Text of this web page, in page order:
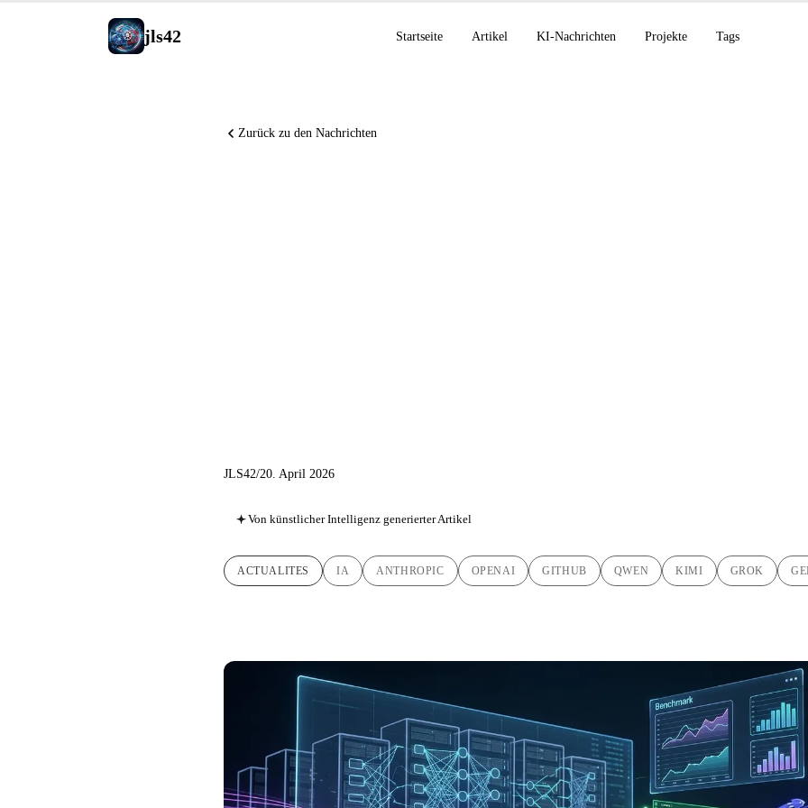
jls42 Startseite Artikel KI-Nachrichten Projekte Tags
Zurück zu den Nachrichten
JLS42/20. April 2026
Von künstlicher Intelligenz generierter Artikel
ACTUALITES IA ANTHROPIC OPENAI GITHUB QWEN KIMI GROK